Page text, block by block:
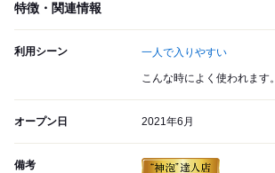
特徴・関連情報
利用シーン 一人で入りやすい
こんな時によく使われます。
オープン日 2021年6月
備考